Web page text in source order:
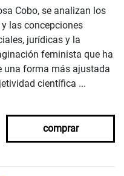
Cobo, se analizan los
las concepciones
jurídicas y la
feminista que ha
una forma más ajustada
científica ...
comprar